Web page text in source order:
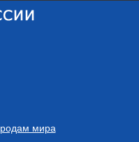
мира